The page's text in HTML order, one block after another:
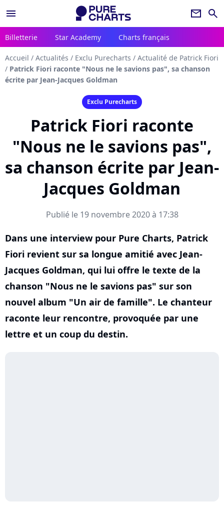
menu newsletter search
Billetterie Star Academy Charts français
Accueil / Actualités / Exclu Purecharts / Actualité de Patrick Fiori
/ Patrick Fiori raconte "Nous ne le savions pas", sa chanson
écrite par Jean-Jacques Goldman
Exclu Purecharts
Patrick Fiori raconte
"Nous ne le savions pas",
sa chanson écrite par Jean-
Jacques Goldman
Publié le 19 novembre 2020 à 17:38
Dans une interview pour Pure Charts, Patrick
Fiori revient sur sa longue amitié avec Jean-
Jacques Goldman, qui lui offre le texte de la
chanson "Nous ne le savions pas" sur son
nouvel album "Un air de famille". Le chanteur
raconte leur rencontre, provoquée par une
lettre et un coup du destin.